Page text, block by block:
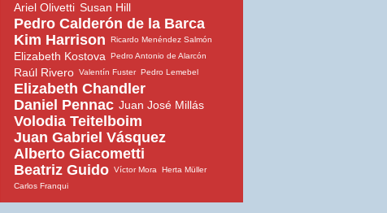
Ariel Olivetti Susan Hill
Pedro Calderón de la Barca
Kim Harrison
Ricardo Menéndez Salmón
Elizabeth Kostova Pedro Antonio de Alarcón
Raúl Rivero Valentín Fuster Pedro Lemebel
Elizabeth Chandler
Daniel Pennac Juan José Millás
Volodia Teitelboim
Juan Gabriel Vásquez
Alberto Giacometti
Beatriz Guido Víctor Mora
Herta Müller
Carlos Franqui